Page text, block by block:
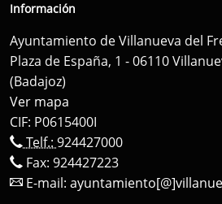
Información
Ayuntamiento de Villanueva del
Plaza de España, 1 - 06110
(Badajoz)
Ver mapa
CIF: P0615400I
Telf.: 924427000
Fax: 924427223
E-mail: